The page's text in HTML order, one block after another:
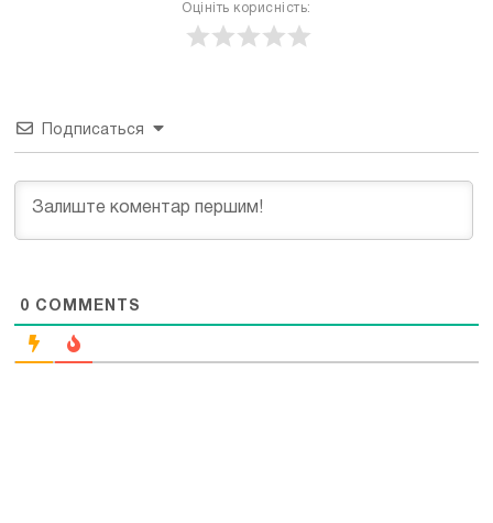
Оцініть корисність:
Подписаться
0 COMMENTS